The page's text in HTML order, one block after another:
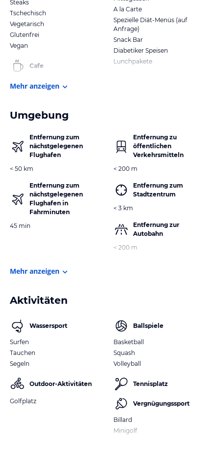
Steaks
Tschechisch
Vegetarisch
Glutenfrei
Vegan
Cafe
A la Carte
Spezielle Diät-Menüs (auf
Anfrage)
Snack Bar
Diabetiker Speisen
Lunchpakete
Mehr anzeigen
Umgebung
Entfernung zum
nächstgelegenen
Flughafen
< 50 km
Entfernung zum
nächstgelegenen
Flughafen in
Fahrminuten
45 min
Entfernung zu
öffentlichen
Verkehrsmitteln
< 200 m
Entfernung zum
Stadtzentrum
< 3 km
Entfernung zur
Autobahn
< 200 m
Mehr anzeigen
Aktivitäten
Wassersport
Surfen
Tauchen
Segeln
Outdoor-Aktivitäten
Golfplatz
Ballspiele
Basketball
Squash
Volleyball
Tennisplatz
Vergnügungssport
Billard
Minigolf